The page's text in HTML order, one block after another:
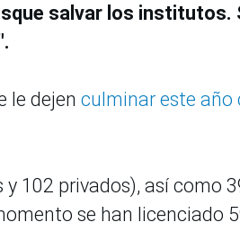
salvar los institutos.
le dejen culminar este año
102 privados), así como
se han licenciado